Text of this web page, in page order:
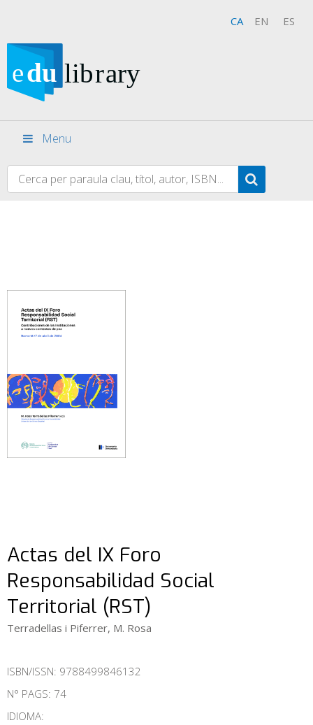
CA EN ES
Menu
Actas del IX Foro
Responsabilidad Social
Territorial (RST)
Terradellas i Piferrer, M. Rosa
ISBN/ISSN: 9788499846132
N° PAGS: 74
IDIOMA: